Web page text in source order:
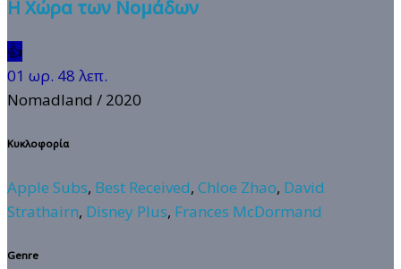
Η Χώρα των Νομάδων
👍
01 ωρ. 48 λεπ.
Nomadland / 2020
Κυκλοφορία
Apple Subs, Best Received, Chloe Zhao, David
Strathairn, Disney Plus, Frances McDormand
Genre